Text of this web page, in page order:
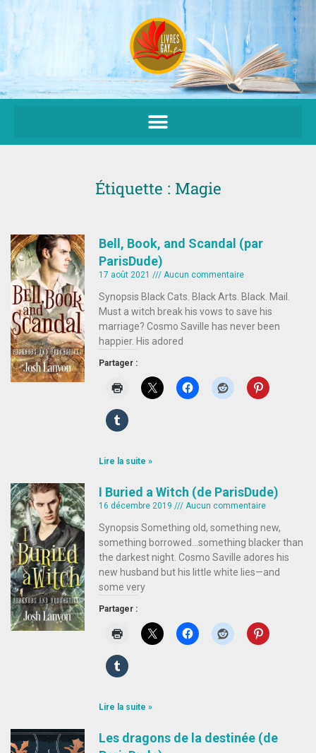
Aller
au
contenu
Étiquette : Magie
Bell, Book, and Scandal (par
ParisDude)
17 août 2021 Aucun commentaire
Synopsis Black Cats. Black Arts. Black. Mail.
Must a witch break his vows to save his
marriage? Cosmo Saville has never been
happier. His adored
Partager :
Lire la suite »
I Buried a Witch (de ParisDude)
16 décembre 2019 Aucun commentaire
Synopsis Something old, something new,
something borrowed…something blacker than
the darkest night. Cosmo Saville adores his
new husband but his little white lies—and
some very
Partager :
Lire la suite »
Les dragons de la destinée (de